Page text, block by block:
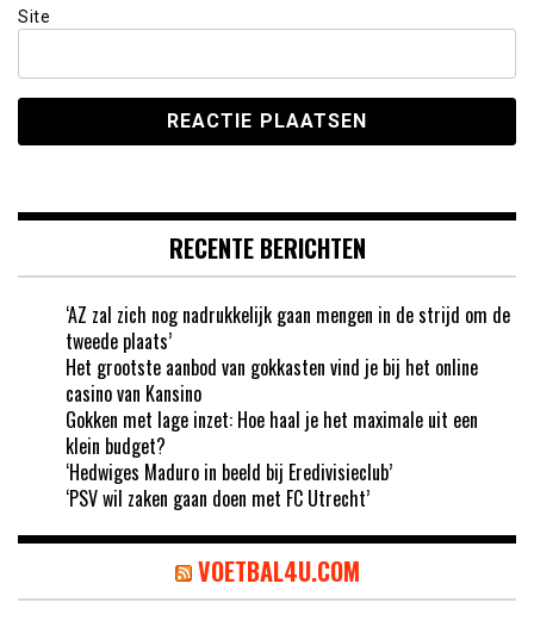
Site
RECENTE BERICHTEN
‘AZ zal zich nog nadrukkelijk gaan mengen in de strijd om de
tweede plaats’
Het grootste aanbod van gokkasten vind je bij het online
casino van Kansino
Gokken met lage inzet: Hoe haal je het maximale uit een
klein budget?
‘Hedwiges Maduro in beeld bij Eredivisieclub’
‘PSV wil zaken gaan doen met FC Utrecht’
VOETBAL4U.COM